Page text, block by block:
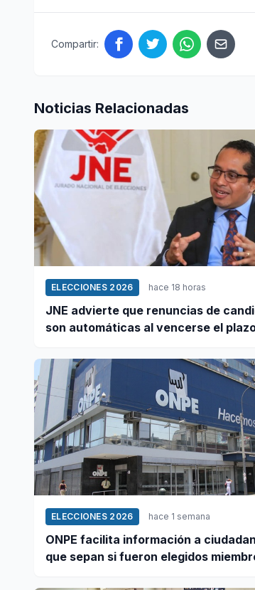
Compartir:
Noticias Relacionadas
ELECCIONES 2026 hace 18 horas
JNE advierte que renuncias de
son automáticas al vencerse el
ELECCIONES 2026 hace 1 semana
ONPE facilita información a
que sepan si fueron elegidos